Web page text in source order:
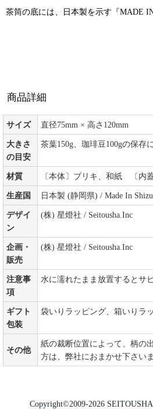
茶筒の底には、日本製を示す『MADE
商品詳細
サイズ 直径75mm × 高さ120mm
大きさ
の目安
茶葉150g、珈琲豆100gの保存
材質 〔本体〕ブリキ、和紙 〔内
生産国 日本製 (静岡県) / Made In
デザイ
ン
(株) 星燈社 / Seitousha.Inc
企画・
販売
(株) 星燈社 / Seitousha.Inc
注意事
項
水に濡れたまま放置するとサ
ギフト
包装
袋いりラッピング、箱いりラ
その他
紙の裁断位置によって、柄の
方は、弊社におまかせ下さいま
Copyright©2009-2026